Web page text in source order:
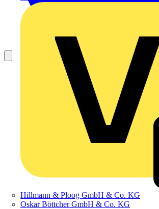
Hillmann & Ploog GmbH & Co. KG
Oskar Böttcher GmbH & Co. KG